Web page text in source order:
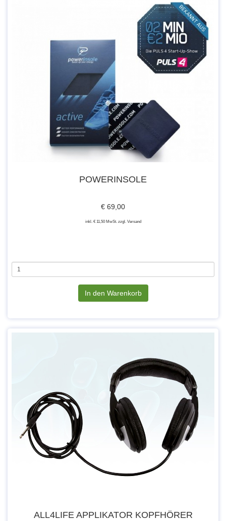
POWERINSOLE
€ 69,00
inkl. € 11,50 MwSt. zzgl. Versand
In den Warenkorb
ALL4LIFE APPLIKATOR KOPFHÖRER